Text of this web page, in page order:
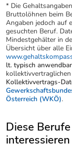
* Die
Bruttolöhnen beim
Angaben jedoch auf
gesuchten Beruf.
Mindestgehälter in
Übersicht über alle
lt. typisch
kollektivvertraglichen
Kollektivvertrags-
Österreich (WKÖ).
Diese
interessieren